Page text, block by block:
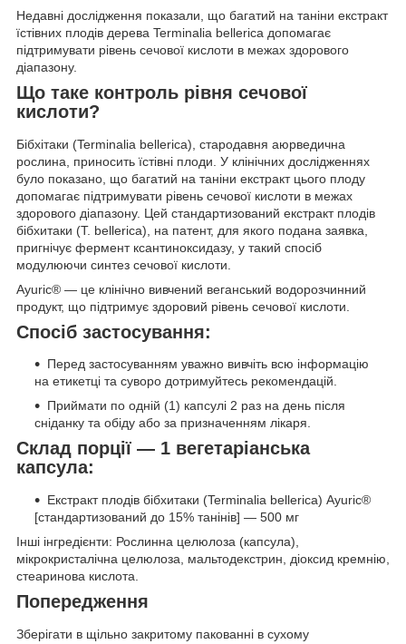
Недавні дослідження показали, що багатий на таніни екстракт
їстівних плодів дерева Terminalia bellerica допомагає
підтримувати рівень сечової кислоти в межах здорового
діапазону.
Що таке контроль рівня сечової
кислоти?
Бібхітаки (Terminalia bellerica), стародавня аюрведична
рослина, приносить їстівні плоди. У клінічних дослідженнях
було показано, що багатий на таніни екстракт цього плоду
допомагає підтримувати рівень сечової кислоти в межах
здорового діапазону. Цей стандартизований екстракт плодів
бібхитаки (T. bellerica), на патент, для якого подана заявка,
пригнічує фермент ксантиноксидазу, у такий спосіб
модулюючи синтез сечової кислоти.
Ayuric® — це клінічно вивчений веганський водорозчинний
продукт, що підтримує здоровий рівень сечової кислоти.
Спосіб застосування:
Перед застосуванням уважно вивчіть всю інформацію
на етикетці та суворо дотримуйтесь рекомендацій.
Приймати по одній (1) капсулі 2 раз на день після
сніданку та обіду або за призначенням лікаря.
Склад порції — 1 вегетаріанська
капсула:
Екстракт плодів бібхитаки (Terminalia bellerica) Ayuric®
[стандартизований до 15% танінів] — 500 мг
Інші інгредієнти: Рослинна целюлоза (капсула),
мікрокристалічна целюлоза, мальтодекстрин, діоксид кремнію,
стеаринова кислота.
Попередження
Зберігати в щільно закритому пакованні в сухому